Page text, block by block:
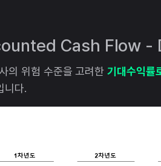
Cash Flow -
의 위험 수준을 고려한기대수익률
니다.